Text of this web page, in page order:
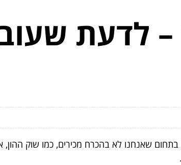
– לדעת
בתחום שאנחנו לא בהכרח מכירים, כמו שוק